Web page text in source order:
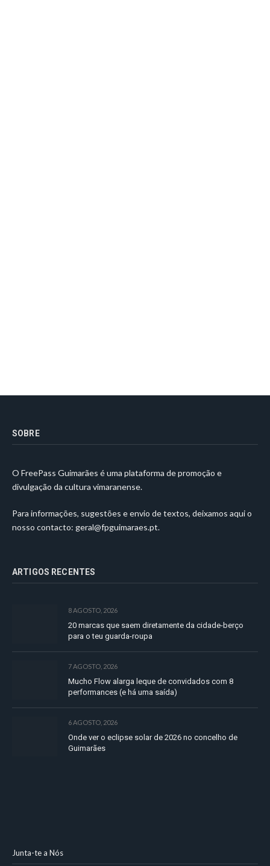
SOBRE
O FreePass Guimarães é uma plataforma de promoção e
divulgação da cultura vimaranense.
Para informações, sugestões e envio de textos, deixamos aqui o
nosso contacto: geral@fpguimaraes.pt.
ARTIGOS RECENTES
8 AGOSTO, 2026
20 marcas que saem diretamente da cidade-berço
para o teu guarda-roupa
7 AGOSTO, 2026
Mucho Flow alarga leque de convidados com 8
performances (e há uma saída)
6 AGOSTO, 2026
Onde ver o eclipse solar de 2026 no concelho de
Guimarães
Junta-te a Nós